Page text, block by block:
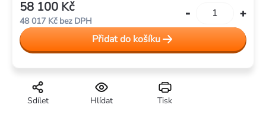
Tisk
Hlídat
Sdílet
58 100 Kč
48 017 Kčbez DPH
cena:
Přidat do košíku